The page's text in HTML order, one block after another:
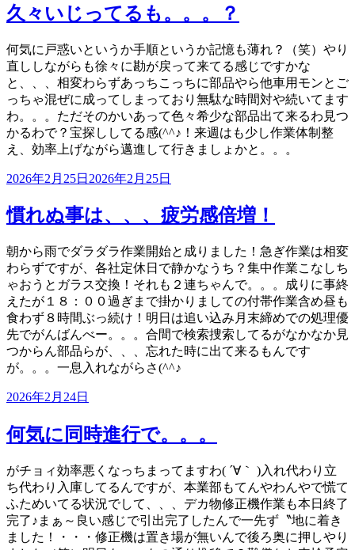
日:
久々いじってるも。。。？
何気に戸惑いというか手順というか記憶も薄れ？（笑）やり
直ししながらも徐々に勘が戻って来てる感じですかな
と、、、相変わらずあっちこっちに部品やら他車用モンとご
っちゃ混ぜに成ってしまっており無駄な時間対や続いてます
わ。。。ただそのかいあって色々希少な部品出て来るわ見つ
かるわで？宝探ししてる感(^^♪！来週はも少し作業体制整
え、効率上げながら邁進して行きましょかと。。。
投
日:
2026年2月25日 2026年2月25日
慣れぬ事は、、、疲労感倍増！
朝から雨でダラダラ作業開始と成りました！急ぎ作業は相変
わらずですが、各社定休日で静かなうち？集中作業こなしち
ゃおうとガラス交換！それも２連ちゃんで。。。成りに事終
えたが１８：００過ぎまで掛かりましての付帯作業含め昼も
食わず８時間ぶっ続け！明日は追い込み月末締めでの処理優
先でがんばんべー。。。合間で検索捜索してるがなかなか見
つからん部品らが、、、忘れた時に出て来るもんです
が。。。一息入れながらさ(^^♪
投
日:
2026年2月24日
何気に同時進行で。。。
がチョィ効率悪くなっちまってますわ( ´∀｀ )入れ代わり立
ち代わり入庫してるんですが、本業部もてんやわんやで慌て
ふためいてる状況でして、、、デカ物修正機作業も本日終了
完了♪まぁ～良い感じで引出完了したんで一先ず〝地に着き
ました！・・・修正機は置き場が無いんで後ろ奥に押しやり